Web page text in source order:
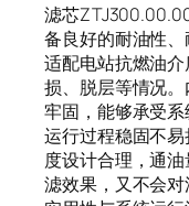
滤芯
备良好的耐油性
适配电站抗燃油
损、脱层等情况
牢固，能够承受
运行过程稳固不
度设计合理，通
滤效果，又不会